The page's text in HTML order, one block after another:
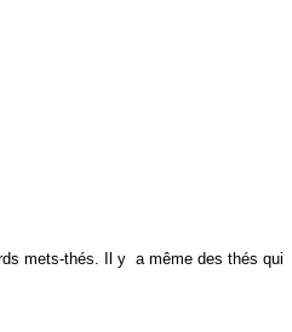
mets-thés. Il y a même des thés qui